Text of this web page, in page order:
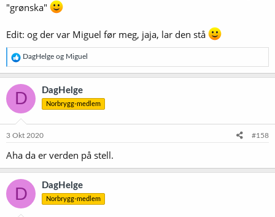
"grønska"
Edit: og der var Miguel før meg, jaja, lar den stå
R
e
a
k
s
j
o
e
DagHelge og Miguel
D DagHelge
Norbrygg-medlem
3 Okt 2020 #158
Aha da er verden på stell.
D DagHelge
Norbrygg-medlem